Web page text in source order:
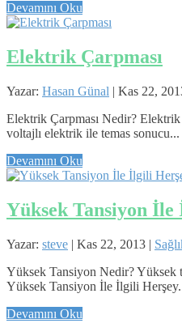
Devamını Oku
Elektrik Çarpması
Yazar: Hasan Günal | Kas 22,
Elektrik Çarpması Nedir?
voltajlı elektrik ile temas sonucu...
Devamını Oku
Yüksek Tansiyon
Yazar: steve | Kas 22, 2013 |
Yüksek Tansiyon Nedir? Yüksek
Yüksek Tansiyon İle İlgili
Devamını Oku